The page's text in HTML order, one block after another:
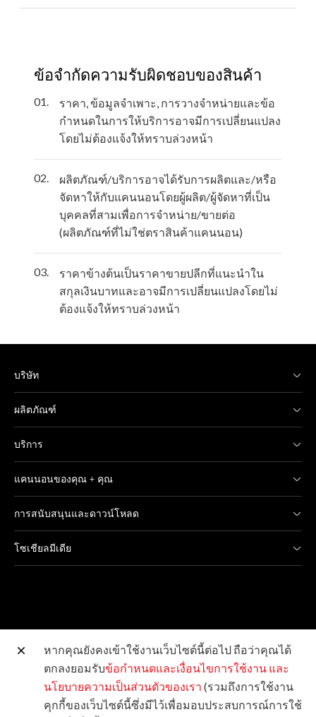
ข้อจำกัดความรับผิดชอบของสินค้า
01.
ราคา, ข้อมูลจำเพาะ, การวางจำหน่ายและข้อ
กำหนดในการให้บริการอาจมีการเปลี่ยนแปลง
โดยไม่ต้องแจ้งให้ทราบล่วงหน้า
02.
ผลิตภัณฑ์/บริการอาจได้รับการผลิตและ/หรือ
จัดหาให้กับแคนนอนโดยผู้ผลิต/ผู้จัดหาที่เป็น
บุคคลที่สามเพื่อการจำหน่าย/ขายต่อ
(ผลิตภัณฑ์ที่ไม่ใช่ตราสินค้าแคนนอน)
03.
ราคาข้างต้นเป็นราคาขายปลีกที่แนะนำใน
สกุลเงินบาทและอาจมีการเปลี่ยนแปลงโดยไม่
ต้องแจ้งให้ทราบล่วงหน้า
บริษัท
ผลิตภัณฑ์
บริการ
แคนนอนของคุณ + คุณ
การสนับสนุนและดาวน์โหลด
โซเชียลมีเดีย
เว็บไซต์อื่น ๆ ของแคนนอน
ลิขสิทธิ์ © 2026 Canon Marketing (Thailand) Co., Ltd.
หากคุณยังคงเข้าใช้งานเว็บไซต์นี้ต่อไป ถือว่าคุณได้
ตกลงยอมรับข้อกำหนดและเงื่อนไขการใช้งาน และ
นโยบายความเป็นส่วนตัวของเรา (รวมถึงการใช้งาน
คุกกี้ของเว็บไซต์นี้ซึ่งมีไว้เพื่อมอบประสบการณ์การใช้